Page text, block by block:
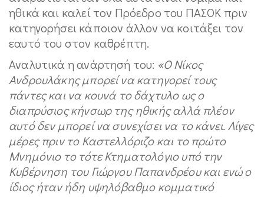
ηθικά και καλεί τον Πρόεδρο του ΠΑΣΟΚ πριν
κατηγορήσει κάποιον άλλον να κοιτάξει τον
εαυτό του στον καθρέπτη.
Αναλυτικά η ανάρτησή του: «Ο Νίκος
Ανδρουλάκης μπορεί να κατηγορεί τους
πάντες και να κουνά το δάχτυλο ως ο
διαπρύσιος κήνσωρ της ηθικής αλλά πλέον
αυτό δεν μπορεί να συνεχίσει να το κάνει. Λίγες
μέρες πριν το Καστελλόριζο και το πρώτο
Μνημόνιο το τότε Κτηματολόγιο υπό την
Κυβέρνηση του Γιώργου Παπανδρέου και ενώ ο
ίδιος ήταν ήδη υψηλόβαθμο κομματικό